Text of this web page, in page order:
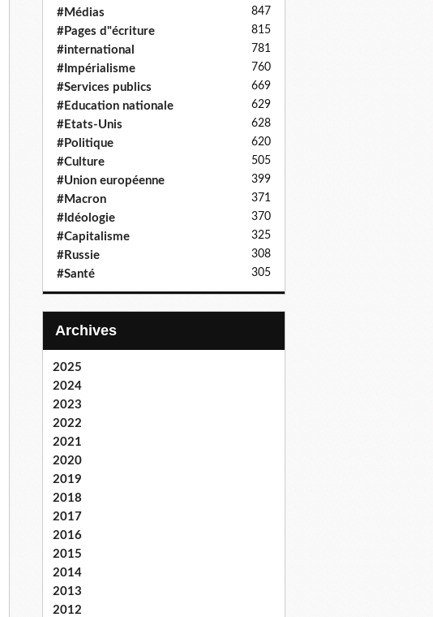
#Médias 847
#Pages d"écriture 815
#international 781
#Impérialisme 760
#Services publics 669
#Education nationale 629
#Etats-Unis 628
#Politique 620
#Culture 505
#Union européenne 399
#Macron 371
#Idéologie 370
#Capitalisme 325
#Russie 308
#Santé 305
Archives
2025
2024
2023
2022
2021
2020
2019
2018
2017
2016
2015
2014
2013
2012